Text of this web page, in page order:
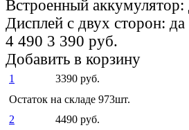
Встроенный аккумулятор:
Дисплей с двух сторон: да
4 490 3 390 руб.
Добавить в корзину
1
3390 руб.
Остаток на складе 973шт.
2
4490 руб.